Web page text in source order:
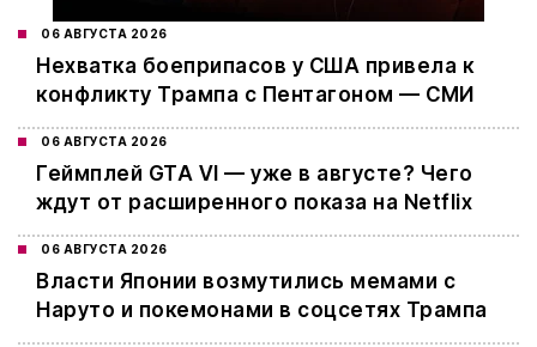
06 АВГУСТА 2026
Нехватка боеприпасов у США привела к
конфликту Трампа с Пентагоном — СМИ
06 АВГУСТА 2026
Геймплей GTA VI — уже в августе? Чего
ждут от расширенного показа на Netflix
06 АВГУСТА 2026
Власти Японии возмутились мемами с
Наруто и покемонами в соцсетях Трампа